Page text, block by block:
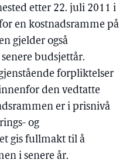
etter 22. juli 2011 i
en kostnadsramme på
gjelder også
budsjettår.
forpliktelser
den vedtatte
er i prisnivå
og
gis fullmakt til å
i senere år.